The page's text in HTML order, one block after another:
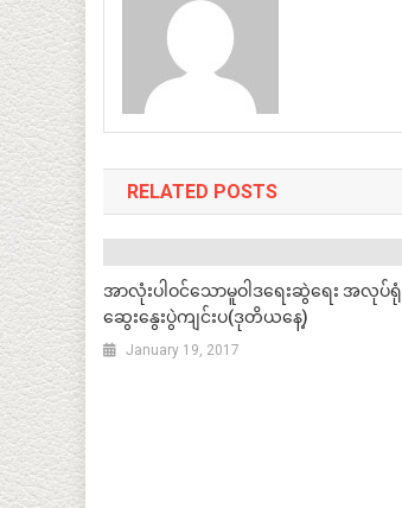
RELATED POSTS
အာလုံးပါဝင်သောမူဝါဒရေးဆွဲရေး အလုပ်ရုံ
ဆွေးနွေးပွဲကျင်းပ(ဒုတိယနေ့)
January 19, 2017